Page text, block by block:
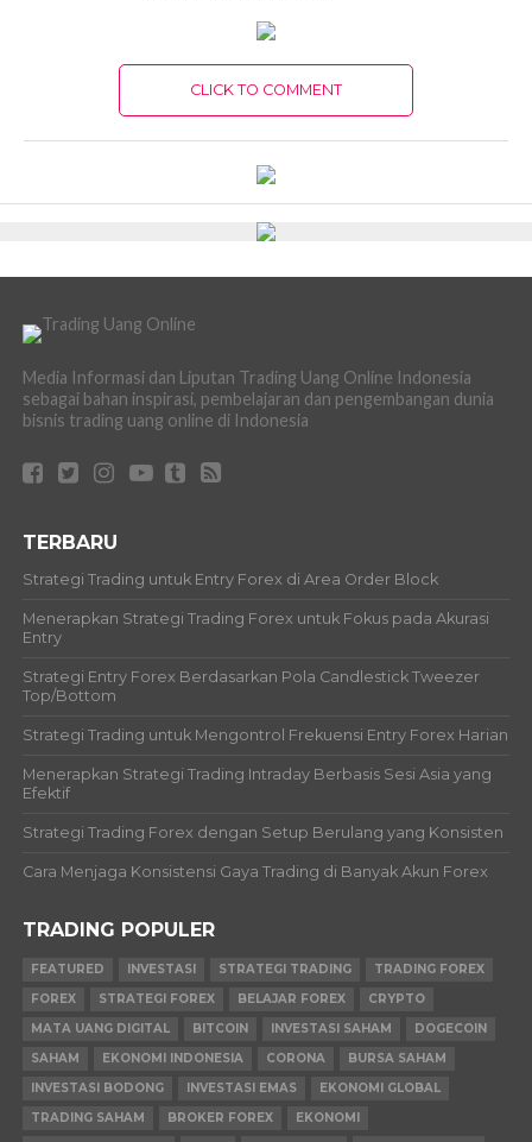
CLICK TO COMMENT
Media Informasi dan Liputan Trading Uang Online Indonesia
sebagai bahan inspirasi, pembelajaran dan pengembangan dunia
bisnis trading uang online di Indonesia
TERBARU
Strategi Trading untuk Entry Forex di Area Order Block
Menerapkan Strategi Trading Forex untuk Fokus pada Akurasi
Entry
Strategi Entry Forex Berdasarkan Pola Candlestick Tweezer
Top/Bottom
Strategi Trading untuk Mengontrol Frekuensi Entry Forex Harian
Menerapkan Strategi Trading Intraday Berbasis Sesi Asia yang
Efektif
Strategi Trading Forex dengan Setup Berulang yang Konsisten
Cara Menjaga Konsistensi Gaya Trading di Banyak Akun Forex
TRADING POPULER
FEATURED INVESTASI STRATEGI TRADING
TRADING FOREX
FOREX
STRATEGI FOREX BELAJAR FOREX
CRYPTO
MATA UANG DIGITAL
BITCOIN INVESTASI SAHAM
DOGECOIN
SAHAM
EKONOMI INDONESIA CORONA
BURSA SAHAM
INVESTASI BODONG
INVESTASI EMAS
EKONOMI GLOBAL
TRADING SAHAM
BROKER FOREX
EKONOMI